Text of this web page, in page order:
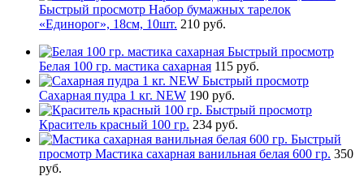
Быстрый просмотр Набор бумажных тарелок
«Единорог», 18см, 10шт. 210 руб.
Быстрый просмотр
Белая 100 гр. мастика сахарная 115 руб.
Быстрый просмотр
Сахарная пудра 1 кг. NEW 190 руб.
Быстрый просмотр
Краситель красный 100 гр. 234 руб.
Быстрый
просмотр Мастика сахарная ванильная белая 600 гр. 350
руб.